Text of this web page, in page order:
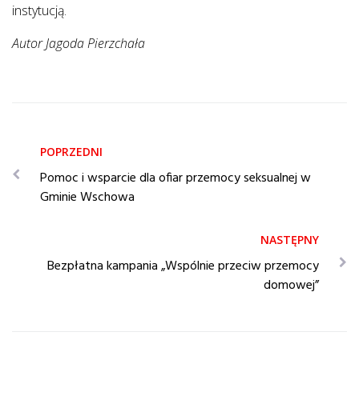
instytucją.
Autor Jagoda Pierzchała
Pomoc i wsparcie dla ofiar przemocy seksualnej w
Gminie Wschowa
Bezpłatna kampania „Wspólnie przeciw przemocy
domowej”